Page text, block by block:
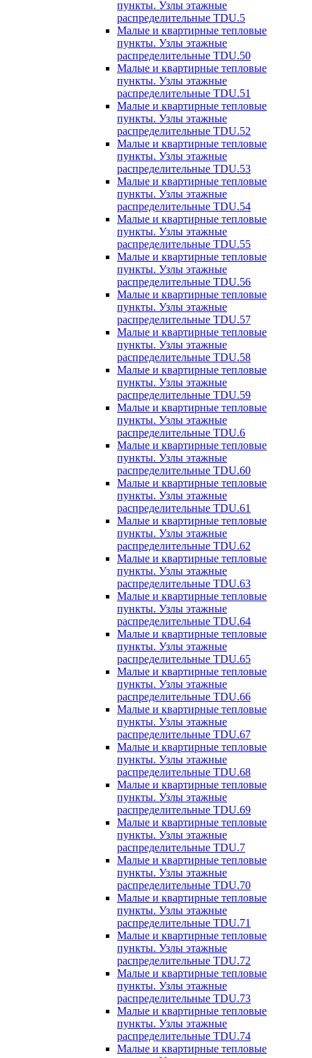
пункты. Узлы этажные
распределительные TDU.5
Малые и квартирные тепловые
пункты. Узлы этажные
распределительные TDU.50
Малые и квартирные тепловые
пункты. Узлы этажные
распределительные TDU.51
Малые и квартирные тепловые
пункты. Узлы этажные
распределительные TDU.52
Малые и квартирные тепловые
пункты. Узлы этажные
распределительные TDU.53
Малые и квартирные тепловые
пункты. Узлы этажные
распределительные TDU.54
Малые и квартирные тепловые
пункты. Узлы этажные
распределительные TDU.55
Малые и квартирные тепловые
пункты. Узлы этажные
распределительные TDU.56
Малые и квартирные тепловые
пункты. Узлы этажные
распределительные TDU.57
Малые и квартирные тепловые
пункты. Узлы этажные
распределительные TDU.58
Малые и квартирные тепловые
пункты. Узлы этажные
распределительные TDU.59
Малые и квартирные тепловые
пункты. Узлы этажные
распределительные TDU.6
Малые и квартирные тепловые
пункты. Узлы этажные
распределительные TDU.60
Малые и квартирные тепловые
пункты. Узлы этажные
распределительные TDU.61
Малые и квартирные тепловые
пункты. Узлы этажные
распределительные TDU.62
Малые и квартирные тепловые
пункты. Узлы этажные
распределительные TDU.63
Малые и квартирные тепловые
пункты. Узлы этажные
распределительные TDU.64
Малые и квартирные тепловые
пункты. Узлы этажные
распределительные TDU.65
Малые и квартирные тепловые
пункты. Узлы этажные
распределительные TDU.66
Малые и квартирные тепловые
пункты. Узлы этажные
распределительные TDU.67
Малые и квартирные тепловые
пункты. Узлы этажные
распределительные TDU.68
Малые и квартирные тепловые
пункты. Узлы этажные
распределительные TDU.69
Малые и квартирные тепловые
пункты. Узлы этажные
распределительные TDU.7
Малые и квартирные тепловые
пункты. Узлы этажные
распределительные TDU.70
Малые и квартирные тепловые
пункты. Узлы этажные
распределительные TDU.71
Малые и квартирные тепловые
пункты. Узлы этажные
распределительные TDU.72
Малые и квартирные тепловые
пункты. Узлы этажные
распределительные TDU.73
Малые и квартирные тепловые
пункты. Узлы этажные
распределительные TDU.74
Малые и квартирные тепловые